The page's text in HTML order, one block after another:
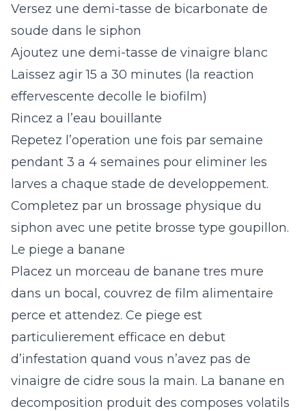
Versez une demi-tasse de bicarbonate de
soude dans le siphon
Ajoutez une demi-tasse de vinaigre blanc
Laissez agir 15 a 30 minutes (la reaction
effervescente decolle le biofilm)
Rincez a l’eau bouillante
Repetez l’operation une fois par semaine
pendant 3 a 4 semaines pour eliminer les
larves a chaque stade de developpement.
Completez par un brossage physique du
siphon avec une petite brosse type goupillon.
Le piege a banane
Placez un morceau de banane tres mure
dans un bocal, couvrez de film alimentaire
perce et attendez. Ce piege est
particulierement efficace en debut
d’infestation quand vous n’avez pas de
vinaigre de cidre sous la main. La banane en
decomposition produit des composes volatils